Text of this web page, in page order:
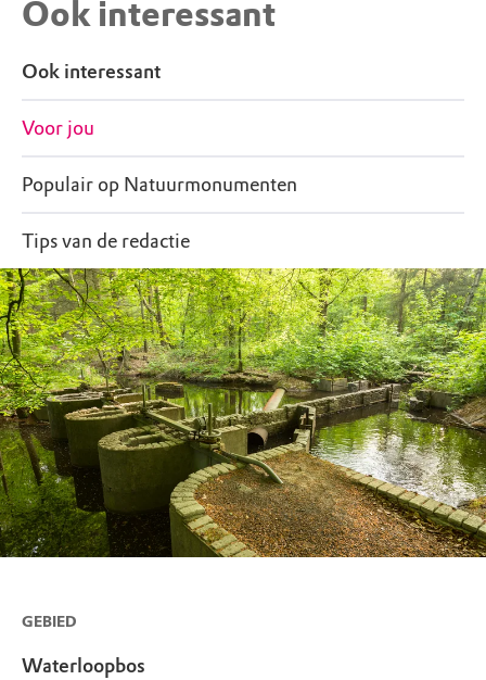
Ook interessant
Ook interessant
Voor jou
Populair op Natuurmonumenten
Tips van de redactie
GEBIED
Waterloopbos